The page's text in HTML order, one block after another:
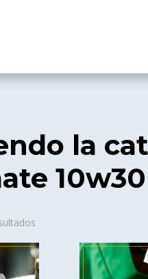
la
popularity